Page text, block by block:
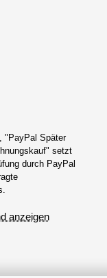
"PayPal Später
setzt
durch PayPal
anzeigen